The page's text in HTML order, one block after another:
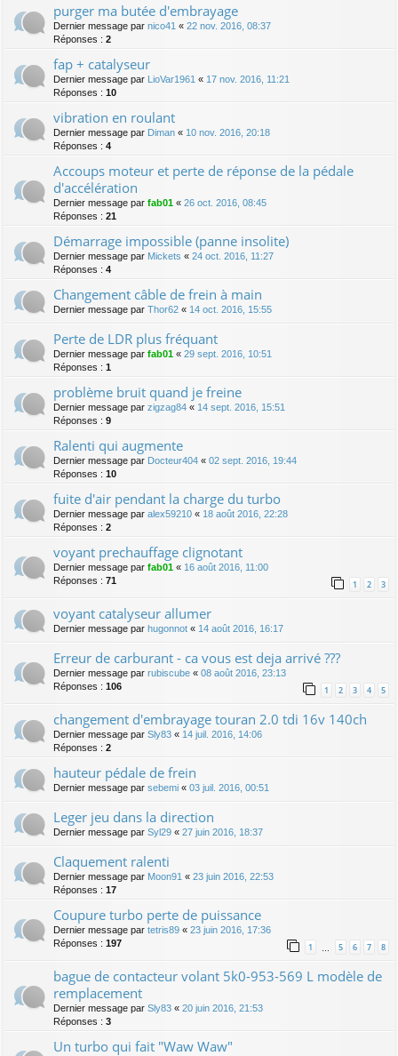
purger ma butée d'embrayage
Dernier message par nico41 « 22 nov. 2016, 08:37
Réponses : 2
fap + catalyseur
Dernier message par LioVar1961 « 17 nov. 2016, 11:21
Réponses : 10
vibration en roulant
Dernier message par Diman « 10 nov. 2016, 20:18
Réponses : 4
Accoups moteur et perte de réponse de la pédale
d'accélération
Dernier message par fab01 « 26 oct. 2016, 08:45
Réponses : 21
Démarrage impossible (panne insolite)
Dernier message par Mickets « 24 oct. 2016, 11:27
Réponses : 4
Changement câble de frein à main
Dernier message par Thor62 « 14 oct. 2016, 15:55
Perte de LDR plus fréquant
Dernier message par fab01 « 29 sept. 2016, 10:51
Réponses : 1
problème bruit quand je freine
Dernier message par zigzag84 « 14 sept. 2016, 15:51
Réponses : 9
Ralenti qui augmente
Dernier message par Docteur404 « 02 sept. 2016, 19:44
Réponses : 10
fuite d'air pendant la charge du turbo
Dernier message par alex59210 « 18 août 2016, 22:28
Réponses : 2
voyant prechauffage clignotant
Dernier message par fab01 « 16 août 2016, 11:00
Réponses : 71 1 2 3
voyant catalyseur allumer
Dernier message par hugonnot « 14 août 2016, 16:17
Erreur de carburant - ca vous est deja arrivé ???
Dernier message par rubiscube « 08 août 2016, 23:13
Réponses : 106 1 2 3 4 5
changement d'embrayage touran 2.0 tdi 16v 140ch
Dernier message par Sly83 « 14 juil. 2016, 14:06
Réponses : 2
hauteur pédale de frein
Dernier message par sebemi « 03 juil. 2016, 00:51
Leger jeu dans la direction
Dernier message par Syl29 « 27 juin 2016, 18:37
Claquement ralenti
Dernier message par Moon91 « 23 juin 2016, 22:53
Réponses : 17
Coupure turbo perte de puissance
Dernier message par tetris89 « 23 juin 2016, 17:36
Réponses : 197 1 … 5 6 7 8
bague de contacteur volant 5k0-953-569 L modèle de
remplacement
Dernier message par Sly83 « 20 juin 2016, 21:53
Réponses : 3
Un turbo qui fait "Waw Waw"